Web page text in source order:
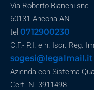
Via Roberto Bianchi snc
60131 Ancona AN
tel 0712900230
C.F.- P.I. e n. Iscr. Reg.
sogesi@legalmail.it
Azienda con Sistema
Cert. N. 3911498